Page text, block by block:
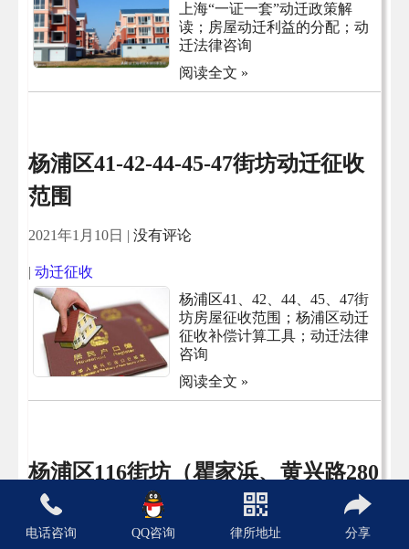
上海“一证一套”动迁政策解
读；房屋动迁利益的分配；动
迁法律咨询
阅读全文 »
杨浦区41-42-44-45-47街坊动迁征收
范围
2021年1月10日 | 没有评论
| 动迁征收
杨浦区41、42、44、45、47街
坊房屋征收范围；杨浦区动迁
征收补偿计算工具；动迁法律
咨询
阅读全文 »
杨浦区116街坊（瞿家浜、黄兴路280
弄）房屋征收项目评估公告
2021年1月2日 没有评论
电话咨询 QQ咨询 律所地址 分享